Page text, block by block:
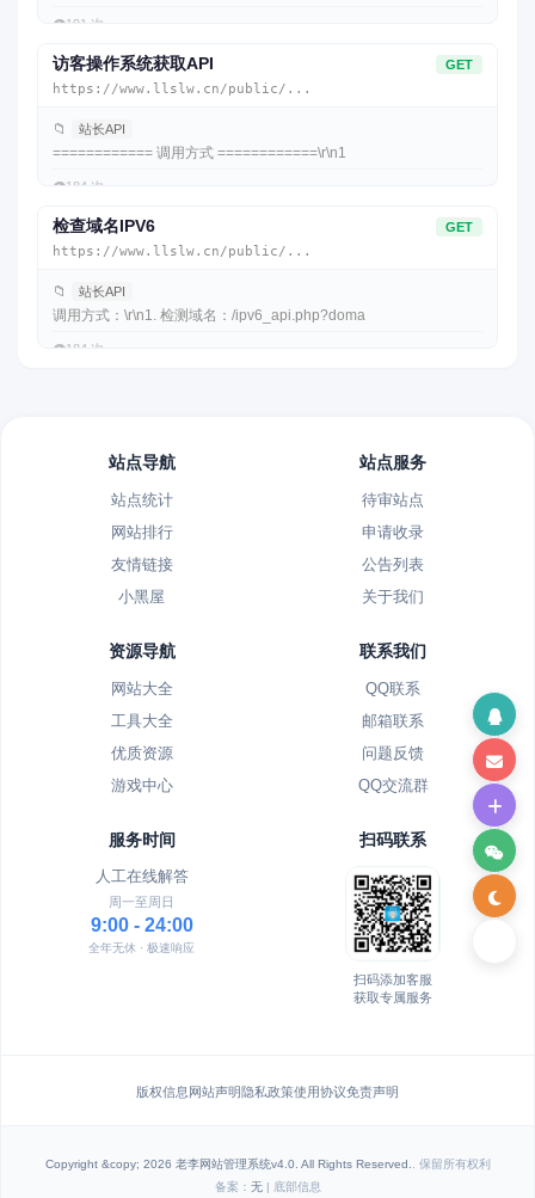
👁️191 次
访客操作系统获取API GET
https://www.llslw.cn/public/...
📁 站长API
============ 调用方式 ============\r\n1
👁️184 次
检查域名IPV6 GET
https://www.llslw.cn/public/...
📁 站长API
调用方式：\r\n1. 检测域名：/ipv6_api.php?doma
👁️184 次
站点导航
站点统计
网站排行
友情链接
小黑屋
站点服务
待审站点
申请收录
公告列表
关于我们
资源导航
网站大全
工具大全
优质资源
游戏中心
联系我们
QQ联系
邮箱联系
问题反馈
QQ交流群
服务时间
人工在线解答
周一至周日
9:00 - 24:00
全年无休 · 极速响应
扫码联系
扫码添加客服
获取专属服务
版权信息 网站声明隐私政策使用协议免责声明
Copyright &copy; 2026 老李网站管理系统v4.0. All Rights Reserved.
. 保留所有权利
备案： 无| 底部信息